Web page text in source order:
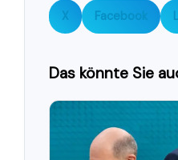
X Facebook
Das könnte Sie